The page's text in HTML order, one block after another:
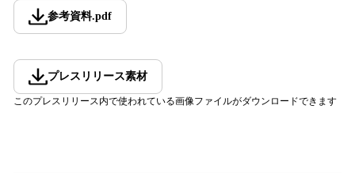
参考資料.pdf
プレスリリース素材
このプレスリリース内で使われている画像ファイルがダウンロードできます